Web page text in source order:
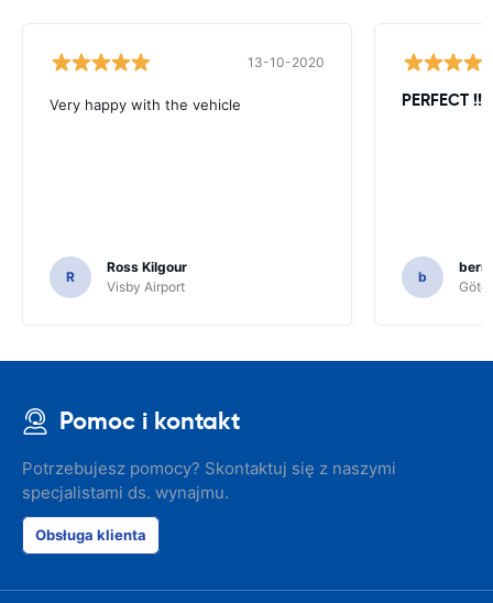
13-10-2020
Very happy with the vehicle
R
Ross Kilgour
Visby Airport
PERFECT
b
Pomoc i kontakt
Potrzebujesz pomocy? Skontaktuj się z naszymi
specjalistami ds. wynajmu.
Obsługa klienta